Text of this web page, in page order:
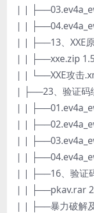
| |
| |
| | ├──13、XXE
| | ├──xxe.zip
| | └──XXE攻击
| ├──23、验证码
| |
| |
| |
| |
| | ├──16、验证
| | ├──pkav.rar
| | ├──暴力破解